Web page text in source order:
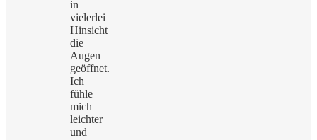
in
vielerlei
Hinsicht
die
Augen
geöffnet.
Ich
fühle
mich
leichter
und